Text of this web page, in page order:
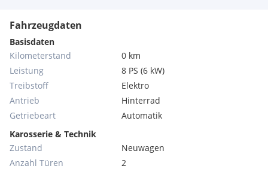
Fahrzeugdaten
Basisdaten
Kilometerstand
0 km
Leistung
8 PS (6 kW)
Treibstoff
Elektro
Antrieb
Hinterrad
Getriebeart
Automatik
Karosserie & Technik
Zustand
Neuwagen
Anzahl Türen
2